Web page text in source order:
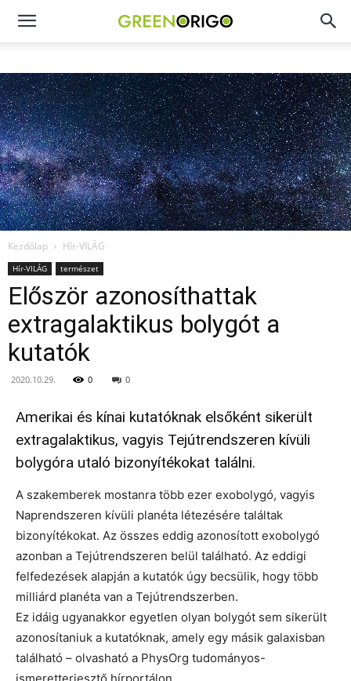
Green
Origo
portál
Kezdőlap Hír-VILÁG
Hír-VILÁG természet
Először azonosíthattak
extragalaktikus bolygót a
kutatók
2020.10.29. 0 0
Amerikai és kínai kutatóknak elsőként sikerült
extragalaktikus, vagyis Tejútrendszeren kívüli
bolygóra utaló bizonyítékokat találni.
A szakemberek mostanra több ezer exobolygó, vagyis
Naprendszeren kívüli planéta létezésére találtak
bizonyítékokat. Az összes eddig azonosított exobolygó
azonban a Tejútrendszeren belül található. Az eddigi
felfedezések alapján a kutatók úgy becsülik, hogy több
milliárd planéta van a Tejútrendszerben.
Ez idáig ugyanakkor egyetlen olyan bolygót sem sikerült
azonosítaniuk a kutatóknak, amely egy másik galaxisban
található – olvasható a PhysOrg tudományos-